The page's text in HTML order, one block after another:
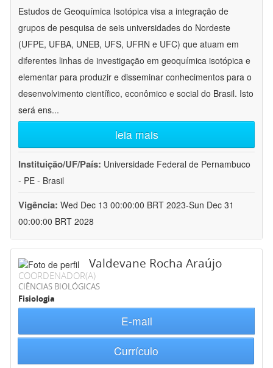
Estudos de Geoquímica Isotópica visa a integração de
grupos de pesquisa de seis universidades do Nordeste
(UFPE, UFBA, UNEB, UFS, UFRN e UFC) que atuam em
diferentes linhas de investigação em geoquímica isotópica e
elementar para produzir e disseminar conhecimentos para o
desenvolvimento científico, econômico e social do Brasil. Isto
será ens...
leia mais
Instituição/UF/País: Universidade Federal de Pernambuco
- PE - Brasil
Vigência: Wed Dec 13 00:00:00 BRT 2023-Sun Dec 31
00:00:00 BRT 2028
Valdevane Rocha Araújo
COORDENADOR(A)
CIÊNCIAS BIOLÓGICAS
Fisiologia
E-mail
Currículo